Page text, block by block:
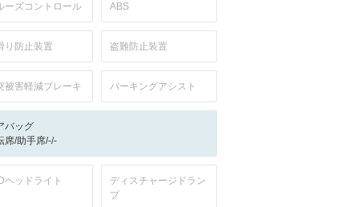
ーズコントロール ABS
り防止装置 盗難防止装置
被害軽減ブレーキ パーキングアシスト
バッグ
席/助手席/-/-
ヘッドライト
ディスチャージドラン
プ